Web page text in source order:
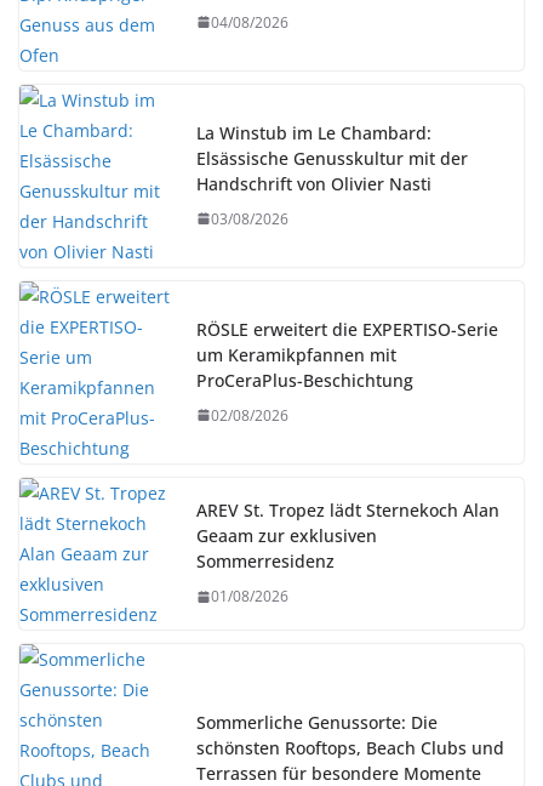
04/08/2026
La Winstub im Le Chambard:
Elsässische Genusskultur mit der
Handschrift von Olivier Nasti
03/08/2026
RÖSLE erweitert die EXPERTISO-Serie
um Keramikpfannen mit
ProCeraPlus-Beschichtung
02/08/2026
AREV St. Tropez lädt Sternekoch Alan
Geaam zur exklusiven
Sommerresidenz
01/08/2026
Sommerliche Genussorte: Die
schönsten Rooftops, Beach Clubs und
Terrassen für besondere Momente